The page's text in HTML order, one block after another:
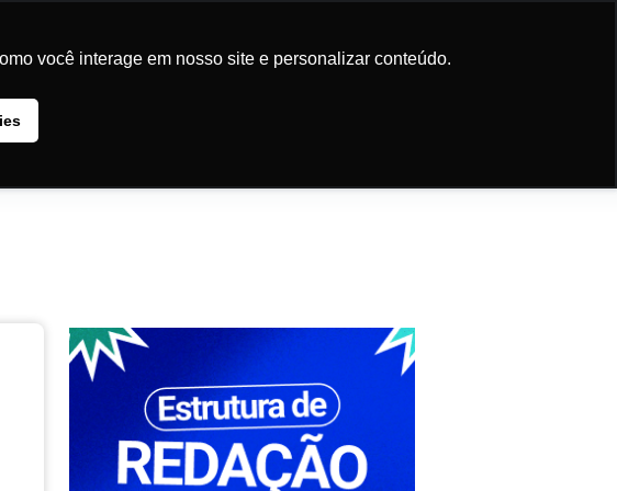
você interage em nosso site e personalizar conteúdo.
você interage em nosso site e personalizar conteúdo.